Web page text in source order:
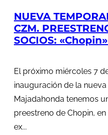
NUEVA
CZM.
SOCIOS:
El próximo miércoles 7
inauguración de la
Majadahonda tenemos
preestreno de Chopin,
ex...